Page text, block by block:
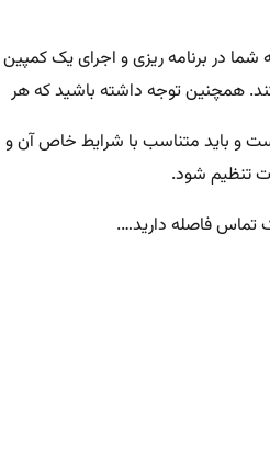
در برنامه ریزی و اجرای یک کمپین
همچنین توجه داشته باشید که هر
و باید متناسب با شرایط خاص آن و
تنظیم شود.
تماس فاصله دارید….